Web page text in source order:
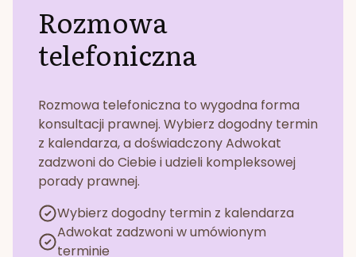
Rozmowa
telefoniczna
Rozmowa telefoniczna to wygodna forma
konsultacji prawnej. Wybierz dogodny termin
z kalendarza, a doświadczony Adwokat
zadzwoni do Ciebie i udzieli kompleksowej
porady prawnej.
Wybierz dogodny termin z kalendarza
Adwokat zadzwoni w umówionym
terminie